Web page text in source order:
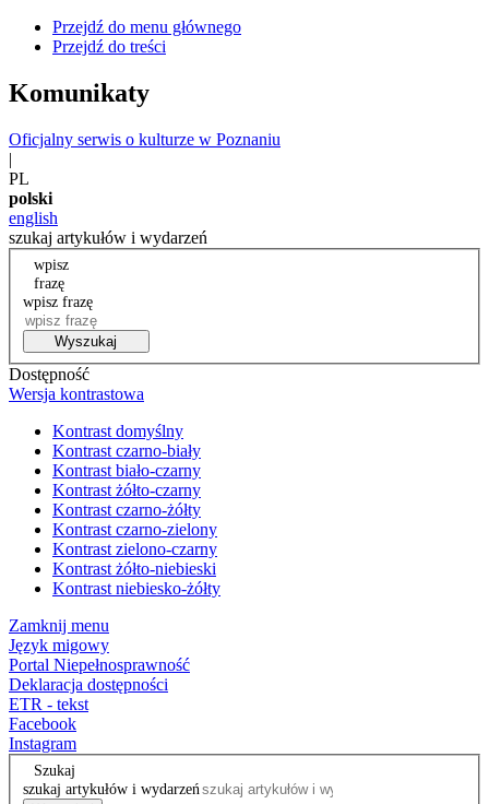
Przejdź do menu głównego
Przejdź do treści
Komunikaty
Oficjalny serwis o kulturze w Poznaniu
|
PL
polski
english
szukaj artykułów i wydarzeń
wpisz
frazę
wpisz frazę
Wyszukaj
Dostępność
Wersja kontrastowa
Kontrast domyślny
Kontrast czarno-biały
Kontrast biało-czarny
Kontrast żółto-czarny
Kontrast czarno-żółty
Kontrast czarno-zielony
Kontrast zielono-czarny
Kontrast żółto-niebieski
Kontrast niebiesko-żółty
Zamknij menu
Język migowy
Portal Niepełnosprawność
Deklaracja dostępności
ETR - tekst
Facebook
Instagram
Szukaj
szukaj artykułów i wydarzeń